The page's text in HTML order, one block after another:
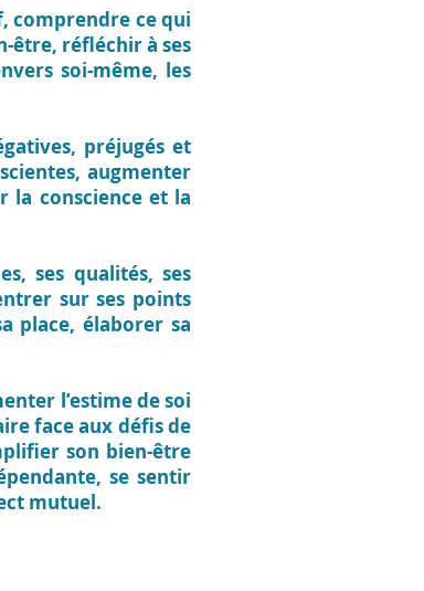
comprendre ce qui
être, réfléchir à ses
soi-même, les
préjugés et
augmenter
la conscience et la
ses qualités, ses
sur ses points
place, élaborer sa
l’estime de soi
face aux défis de
son bien-être
se sentir
mutuel.